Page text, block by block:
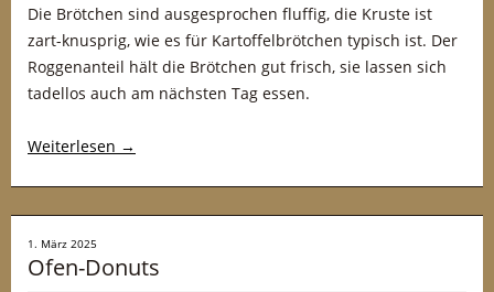
Die Brötchen sind ausgesprochen fluffig, die Kruste ist
zart-knusprig, wie es für Kartoffelbrötchen typisch ist. Der
Roggenanteil hält die Brötchen gut frisch, sie lassen sich
tadellos auch am nächsten Tag essen.
Weiterlesen →
1. März 2025
Ofen-Donuts